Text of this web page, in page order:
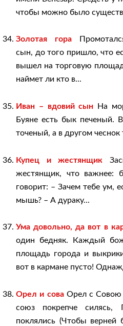
чтобы можно было
Золотая гора
сын, до того пришло, что
вышел на торговую
наймет ли кто в...
Иван – вдовий сын На
Буяне есть бык
точеный, а в другом
Купец и жестянщик
жестянщик, что важнее:
говорит: – Зачем тебе ум,
мышь? – А дураку...
Ума довольно, да вот в
один бедняк. Каждый
площадь города и
вот в кармане пусто!
Орел и соваОрел с Совою
союз покрепче силясь,
поклялись (Чтобы верней